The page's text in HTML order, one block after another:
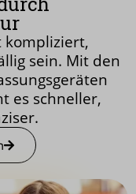
kompliziert,
sein. Mit den
es schneller,